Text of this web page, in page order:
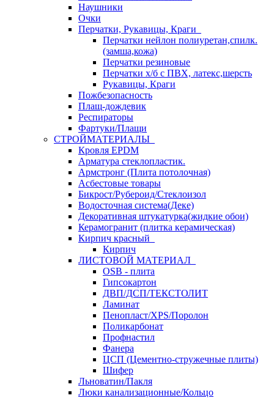
Наушники
Очки
Перчатки, Рукавицы, Краги
Перчатки нейлон полиуретан,спилк.
(замша,кожа)
Перчатки резиновые
Перчатки х/б с ПВХ, латекс,шерсть
Рукавицы, Краги
Пожбезопасность
Плащ-дождевик
Респираторы
Фартуки/Плащи
СТРОЙМАТЕРИАЛЫ
Кровля ЕРDM
Арматура стеклопластик.
Армстронг (Плита потолочная)
Асбестовые товары
Бикрост/Рубероид/Стеклоизол
Водосточная система(Деке)
Декоративная штукатурка(жидкие обои)
Керамогранит (плитка керамическая)
Кирпич красный
Кирпич
ЛИСТОВОЙ МАТЕРИАЛ
OSB - плита
Гипсокартон
ДВП/ДСП/ТЕКСТОЛИТ
Ламинат
Пенопласт/XPS/Поролон
Поликарбонат
Профнастил
Фанера
ЦСП (Цементно-стружечные плиты)
Шифер
Льноватин/Пакля
Люки канализационные/Кольцо